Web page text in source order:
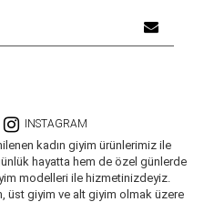
INSTAGRAM
kadın giyim ürünlerimiz ile
hayatta hem de özel günlerde
modelleri ile hizmetinizdeyiz.
üst giyim ve alt giyim olmak üzere